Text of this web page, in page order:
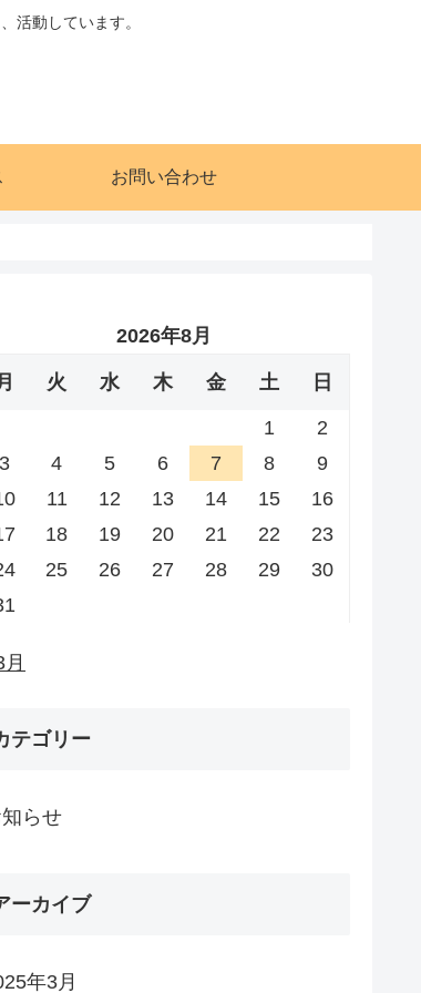
活動しています。
お問い合わせ
2026年8月
火 水 木 金 土 日
1
2
3
4 5 6 7 8
9
11 12 13 14 15
16
18 19 20 21 22
23
25 26 27 28 29
30
テゴリー
らせ
ーカイブ
年3月